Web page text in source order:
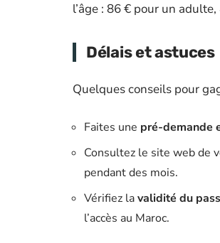
l’âge : 86 € pour un
Délais et astuces
Quelques conseils pour
Faites une pré-demande
Consultez le site web de
pendant des mois.
Vérifiez lavalidité du
l’accès au Maroc.